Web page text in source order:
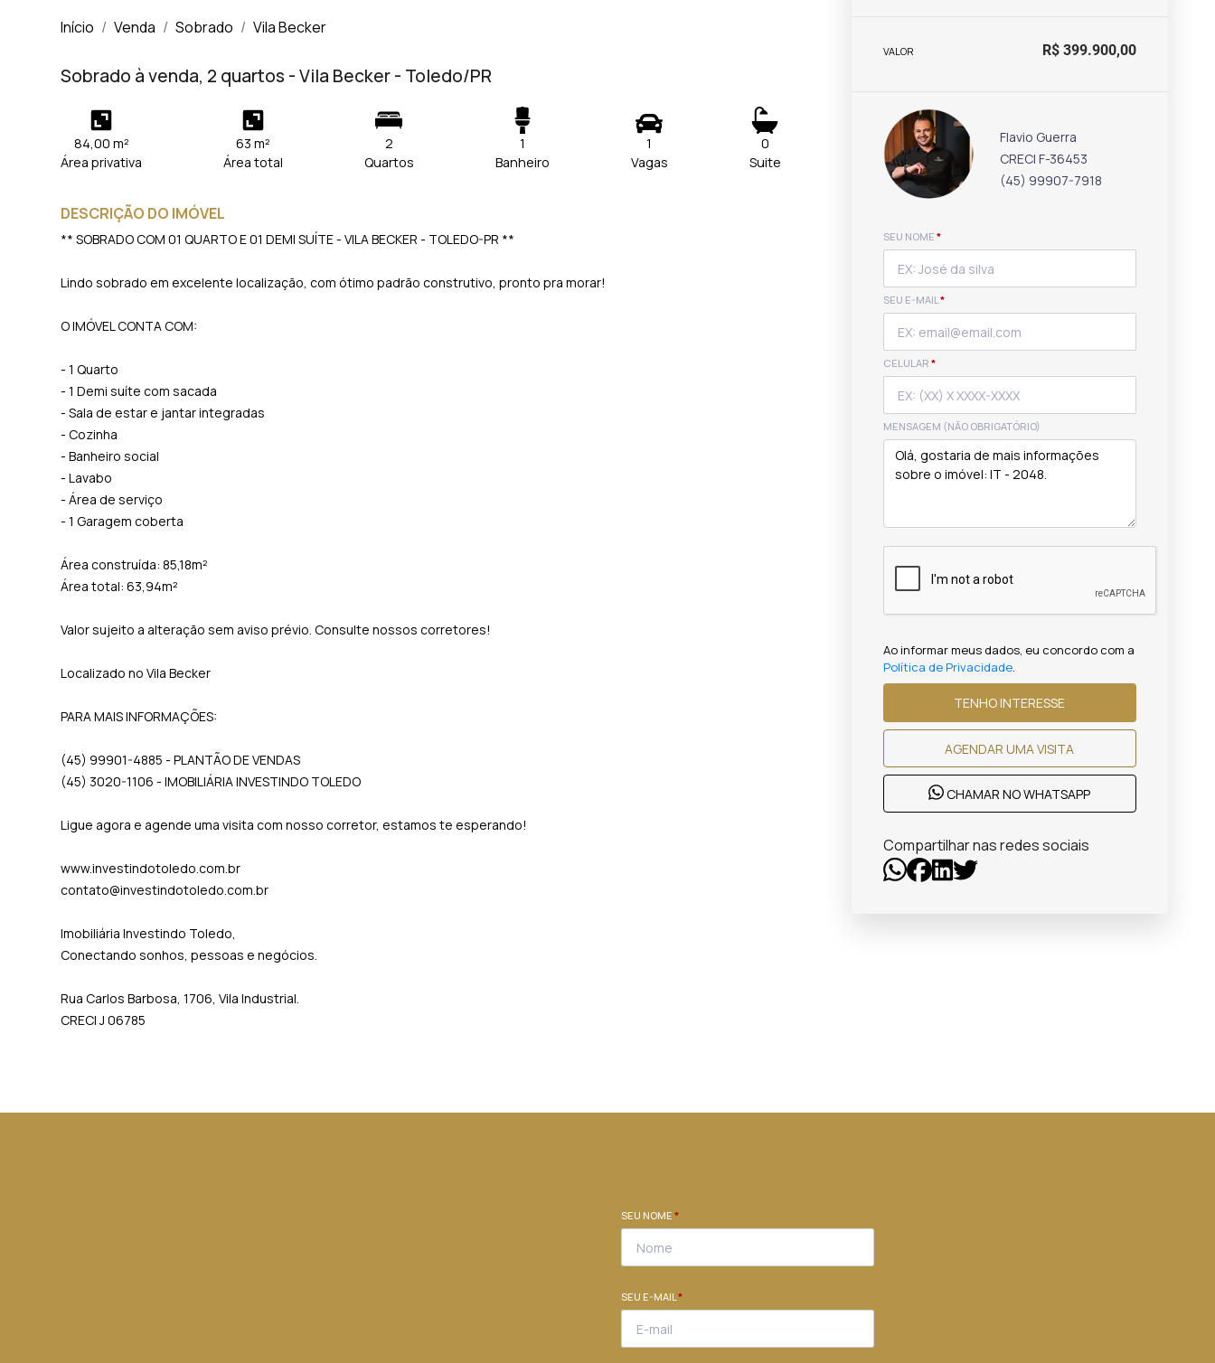
Início Venda Sobrado Vila Becker
Sobrado à venda, 2 quartos - Vila Becker - Toledo/PR
84,00 m²
Área privativa
63 m²
Área total
2
Quartos
1
Banheiro
1
Vagas
0
Suite
DESCRIÇÃO DO IMÓVEL
** SOBRADO COM 01 QUARTO E 01 DEMI SUÍTE - VILA BECKER - TOLEDO-PR **
Lindo sobrado em excelente localização, com ótimo padrão construtivo, pronto pra morar!
O IMÓVEL CONTA COM:
- 1 Quarto
- 1 Demi suíte com sacada
- Sala de estar e jantar integradas
- Cozinha
- Banheiro social
- Lavabo
- Área de serviço
- 1 Garagem coberta
Área construída: 85,18m²
Área total: 63,94m²
Valor sujeito a alteração sem aviso prévio. Consulte nossos corretores!
Localizado no Vila Becker
PARA MAIS INFORMAÇÕES:
(45) 99901-4885 - PLANTÃO DE VENDAS
(45) 3020-1106 - IMOBILIÁRIA INVESTINDO TOLEDO
Ligue agora e agende uma visita com nosso corretor, estamos te esperando!
www.investindotoledo.com.br
contato@investindotoledo.com.br
Imobiliária Investindo Toledo,
Conectando sonhos, pessoas e negócios.
Rua Carlos Barbosa, 1706, Vila Industrial.
CRECI J 06785
VALOR R$ 399.900,00
Flavio Guerra
CRECI F-36453
(45) 99907-7918
SEU NOME *
SEU E-MAIL*
CELULAR *
MENSAGEM (NÃO OBRIGATÓRIO)
Ao informar meus dados, eu concordo com a
Política de Privacidade.
TENHO INTERESSE
AGENDAR UMA VISITA
CHAMAR NO WHATSAPP
Compartilhar nas redes sociais
SEU NOME *
SEU E-MAIL*